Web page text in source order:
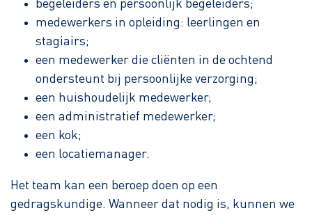
begeleiders en persoonlijk begeleiders;
medewerkers in opleiding: leerlingen en
stagiairs;
een medewerker die cliënten in de ochtend
ondersteunt bij persoonlijke verzorging;
een huishoudelijk medewerker;
een administratief medewerker;
een kok;
een locatiemanager.
Het team kan een beroep doen op een
gedragskundige. Wanneer dat nodig is, kunnen we